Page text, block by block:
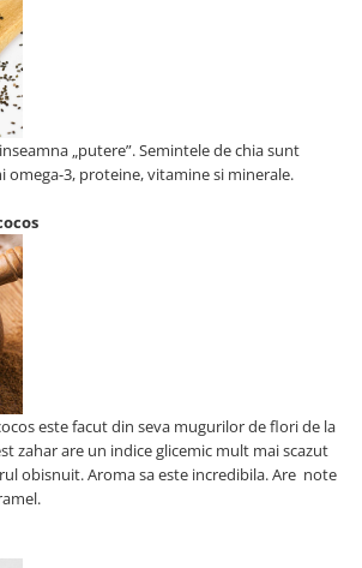
„putere”. Semintele de chia sunt
omega-3, proteine, vitamine si minerale.
este facut din seva mugurilor de flori de la
zahar are un indice glicemic mult mai scazut
obisnuit. Aroma sa este incredibila. Are note